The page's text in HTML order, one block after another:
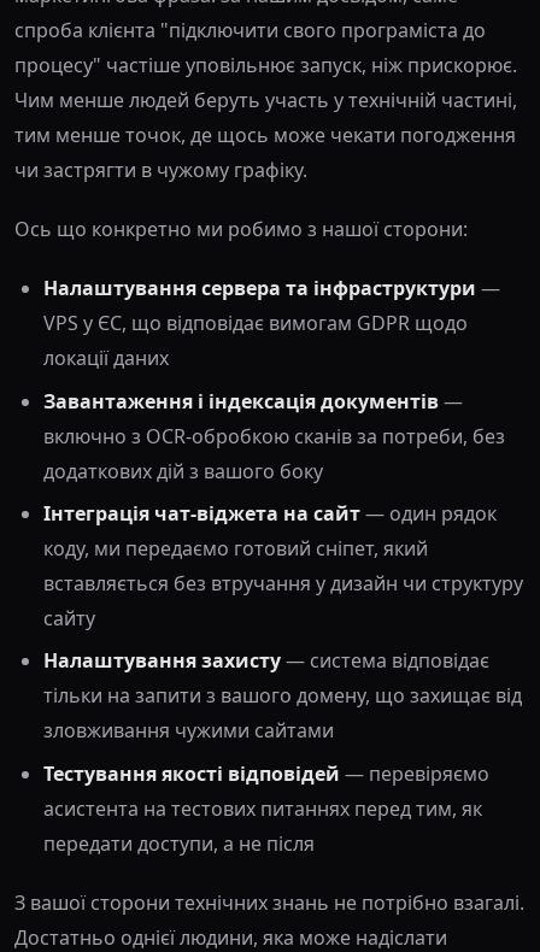
спроба клієнта "підключити свого програміста до
процесу" частіше уповільнює запуск, ніж прискорює.
Чим менше людей беруть участь у технічній частині,
тим менше точок, де щось може чекати погодження
чи застрягти в чужому графіку.
Ось що конкретно ми робимо з нашої сторони:
Налаштування сервера та інфраструктури —
VPS у ЄС, що відповідає вимогам GDPR щодо
локації даних
Завантаження і індексація документів—
включно з OCR-обробкою сканів за потреби, без
додаткових дій з вашого боку
Інтеграція чат-віджета на сайт— один рядок
коду, ми передаємо готовий сніпет, який
вставляється без втручання у дизайн чи структуру
сайту
Налаштування захисту— система відповідає
тільки на запити з вашого домену, що захищає від
зловживання чужими сайтами
Тестування якості відповідей — перевіряємо
асистента на тестових питаннях перед тим, як
передати доступи, а не після
З вашої сторони технічних знань не потрібно взагалі.
Достатньо однієї людини, яка може надіслати